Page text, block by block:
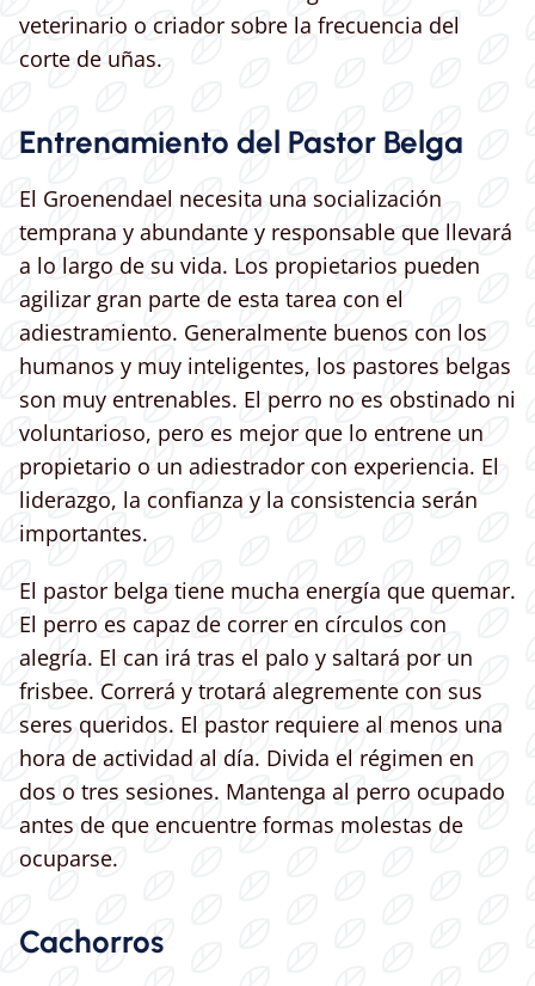
veterinario o criador sobre la frecuencia del
corte de uñas.
Entrenamiento del Pastor Belga
El Groenendael necesita una socialización
temprana y abundante y responsable que llevará
a lo largo de su vida. Los propietarios pueden
agilizar gran parte de esta tarea con el
adiestramiento. Generalmente buenos con los
humanos y muy inteligentes, los pastores belgas
son muy entrenables. El perro no es obstinado ni
voluntarioso, pero es mejor que lo entrene un
propietario o un adiestrador con experiencia. El
liderazgo, la confianza y la consistencia serán
importantes.
El pastor belga tiene mucha energía que quemar.
El perro es capaz de correr en círculos con
alegría. El can irá tras el palo y saltará por un
frisbee. Correrá y trotará alegremente con sus
seres queridos. El pastor requiere al menos una
hora de actividad al día. Divida el régimen en
dos o tres sesiones. Mantenga al perro ocupado
antes de que encuentre formas molestas de
ocuparse.
Cachorros